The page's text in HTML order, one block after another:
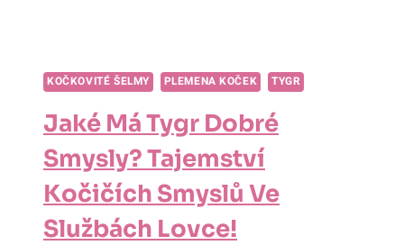
KOČKOVITÉ ŠELMY PLEMENA KOČEK TYGR
Jaké Má Tygr Dobré
Smysly? Tajemství
Kočičích Smyslů Ve
Službách Lovce!